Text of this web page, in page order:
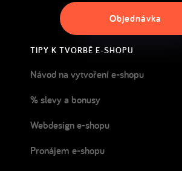
Objednávka
TIPY K TVORBĚ E-SHOPU
Návod na vytvoření e-shopu
% slevy a bonusy
Webdesign e-shopu
Pronájem e-shopu